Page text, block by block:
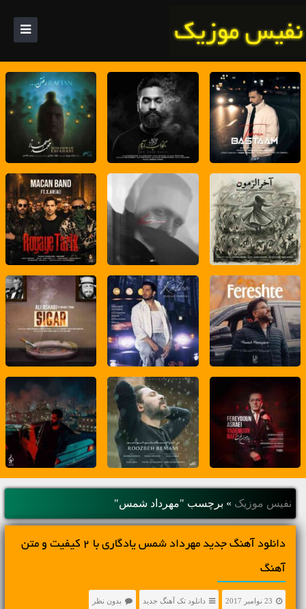
نفیس موزیک » برچسب "مهرداد شمس"
دانلود آهنگ جديد مهرداد شمس یادگاری با 2 کیفیت و متن
آهنگ
23 نوامبر 2017 دانلود تک آهنگ جدید بدون نظر